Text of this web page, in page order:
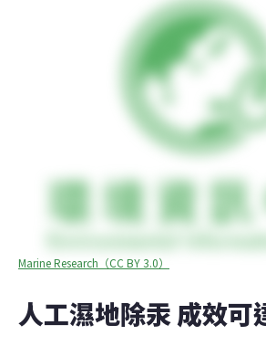
Marine Research（CC BY 3.0）
人工濕地除汞 成效可